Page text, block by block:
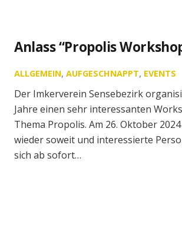
Anlass “Propolis
ALLGEMEIN, AUFGESCHNAPPT, EVENTS
Der Imkerverein Sensebezirk
Jahre einen sehr interessanten
Thema Propolis. Am 26. Oktober
wieder soweit und interessierte
sich ab sofort…